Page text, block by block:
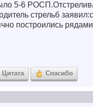
5-6
стрельб
построились
Цитата Спасибо